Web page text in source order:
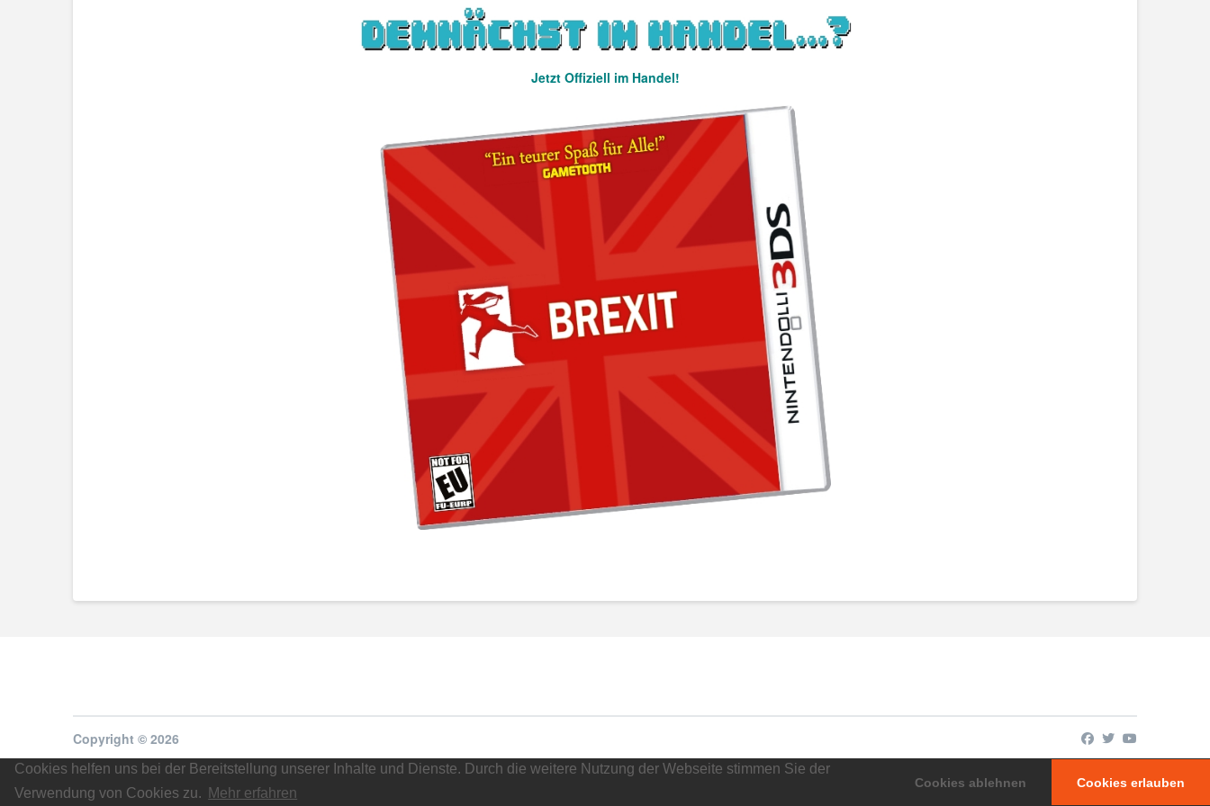
Cookies helfen uns bei der Bereitstellung unserer Inhalte und Dienste. Durch die weitere Nutzung der Webseite stimmen Sie der
Verwendung von Cookies zu.
Mehr erfahren
Cookies ablehnen Cookies erlauben
Jetzt Offiziell im Handel!
Copyright © 2026